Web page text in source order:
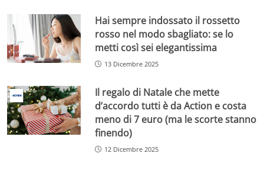
Hai sempre indossato il rossetto
rosso nel modo sbagliato: se lo
metti così sei elegantissima
13 Dicembre 2025
Il regalo di Natale che mette
d’accordo tutti è da Action e costa
meno di 7 euro (ma le scorte stanno
finendo)
12 Dicembre 2025